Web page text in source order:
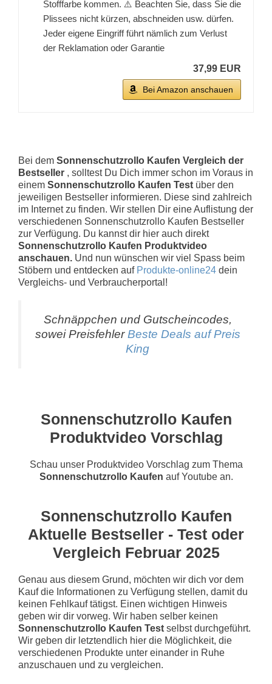
Stofffarbe kommen. ⚠️ Beachten Sie, dass Sie die
Plissees nicht kürzen, abschneiden usw. dürfen.
Jeder eigene Eingriff führt nämlich zum Verlust
der Reklamation oder Garantie
37,99 EUR
Bei Amazon anschauen
Bei dem Sonnenschutzrollo Kaufen Vergleich der
Bestseller , solltest Du Dich immer schon im Voraus in
einem Sonnenschutzrollo Kaufen Test über den
jeweiligen Bestseller informieren. Diese sind zahlreich
im Internet zu finden. Wir stellen Dir eine Auflistung der
verschiedenen Sonnenschutzrollo Kaufen Bestseller
zur Verfügung. Du kannst dir hier auch direkt
Sonnenschutzrollo Kaufen Produktvideo
anschauen. Und nun wünschen wir viel Spass beim
Stöbern und entdecken auf Produkte-online24 dein
Vergleichs- und Verbraucherportal!
Schnäppchen und Gutscheincodes,
sowei Preisfehler Beste Deals auf Preis
King
Sonnenschutzrollo Kaufen
Produktvideo Vorschlag
Schau unser Produktvideo Vorschlag zum Thema
Sonnenschutzrollo Kaufen auf Youtube an.
Sonnenschutzrollo Kaufen
Aktuelle Bestseller - Test oder
Vergleich Februar 2025
Genau aus diesem Grund, möchten wir dich vor dem
Kauf die Informationen zu Verfügung stellen, damit du
keinen Fehlkauf tätigst. Einen wichtigen Hinweis
geben wir dir vorweg. Wir haben selber keinen
Sonnenschutzrollo Kaufen Test selbst durchgeführt.
Wir geben dir letztendlich hier die Möglichkeit, die
verschiedenen Produkte unter einander in Ruhe
anzuschauen und zu vergleichen.